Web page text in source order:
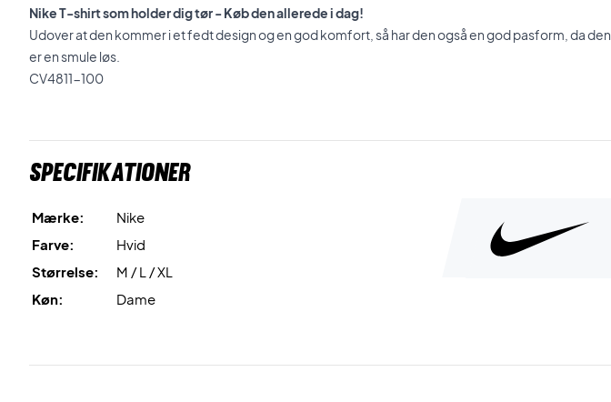
Nike T-shirt som holder dig tør - Køb den allerede i dag!
Udover at den kommer i et fedt design og en god komfort, så har den også en god pasform, da den
er en smule løs.
CV4811-100
Specifikationer
Mærke:
Nike
Farve:
Hvid
Størrelse:
M / L / XL
Køn:
Dame